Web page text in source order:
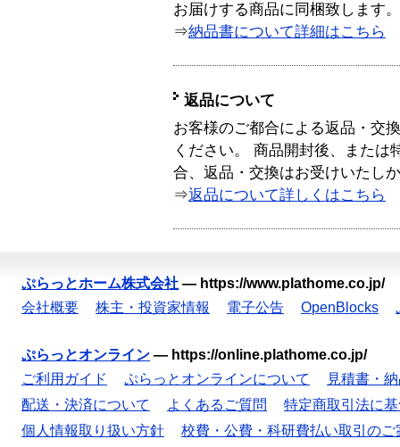
お届けする商品に同梱致します。
⇒納品書について詳細はこちら
返品について
お客様のご都合による返品・交
ください。 商品開封後、または
合、返品・交換はお受けいたし
⇒返品について詳しくはこちら
ぷらっとホーム株式会社 — https://www.plathome.co.jp/
会社概要
株主・投資家情報 電子公告 OpenBlocks
ぷらっとオンライン — https://online.plathome.co.jp/
ご利用ガイド
ぷらっとオンラインについて
見積書・
配送・決済について
よくあるご質問
特定商取引法に
個人情報取り扱い方針
校費・公費・科研費払い取引のご